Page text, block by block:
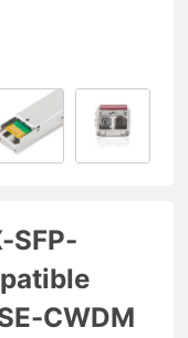
SFP-
CWDM